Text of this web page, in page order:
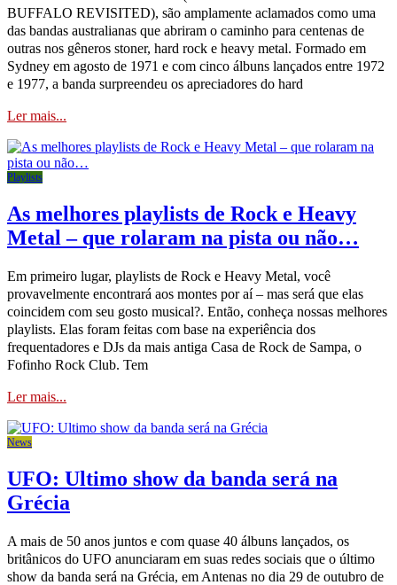
BUFFALO REVISITED), são amplamente aclamados como uma
das bandas australianas que abriram o caminho para centenas de
outras nos gêneros stoner, hard rock e heavy metal. Formado em
Sydney em agosto de 1971 e com cinco álbuns lançados entre 1972
e 1977, a banda surpreendeu os apreciadores do hard
Ler mais...
Playlists
As melhores playlists de Rock e Heavy
Metal – que rolaram na pista ou não…
Em primeiro lugar, playlists de Rock e Heavy Metal, você
provavelmente encontrará aos montes por aí – mas será que elas
coincidem com seu gosto musical?. Então, conheça nossas melhores
playlists. Elas foram feitas com base na experiência dos
frequentadores e DJs da mais antiga Casa de Rock de Sampa, o
Fofinho Rock Club. Tem
Ler mais...
News
UFO: Ultimo show da banda será na
Grécia
A mais de 50 anos juntos e com quase 40 álbuns lançados, os
britânicos do UFO anunciaram em suas redes sociais que o último
show da banda será na Grécia, em Antenas no dia 29 de outubro de